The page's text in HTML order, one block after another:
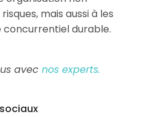
mais aussi à les
durable.
avec nos experts.